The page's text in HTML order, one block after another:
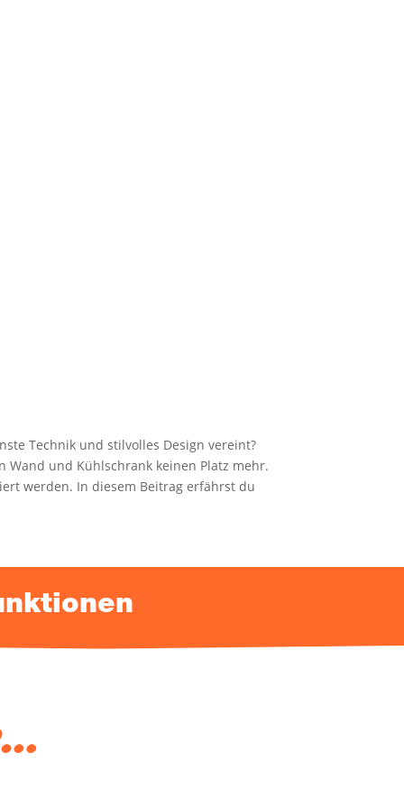
Tech­nik und stil­vol­les Design ver­eint?
Wand und Kühl­schrank kei­nen Platz mehr.
wer­den. In die­sem Bei­trag erfährst du